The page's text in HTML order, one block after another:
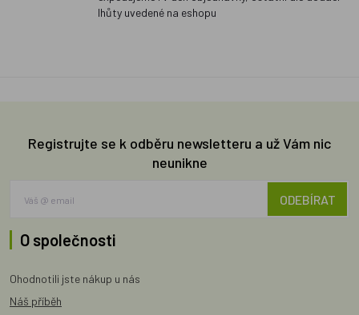
lhůty uvedené na eshopu
Registrujte se k odběru newsletteru a už Vám nic
neunikne
ODEBÍRAT
O společnosti
Ohodnotili jste nákup u nás
Náš příběh